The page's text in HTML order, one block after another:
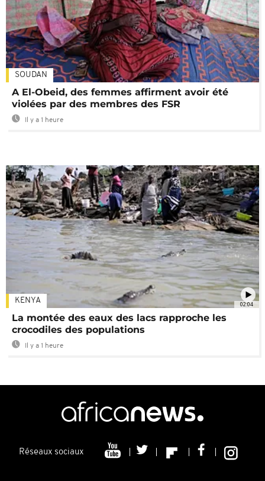
SOUDAN
A El-Obeid, des femmes affirment avoir été
violées par des membres des FSR
Il y a 1 heure
02:04
KENYA
La montée des eaux des lacs rapproche les
crocodiles des populations
Il y a 1 heure
Réseaux sociaux